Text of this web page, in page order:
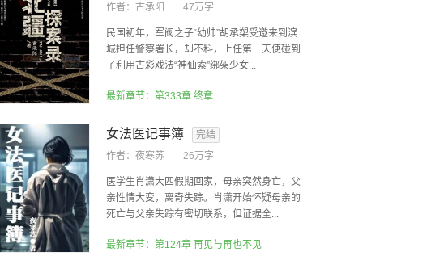
作者： 古承阳 47万字
民国初年，军阀之子“幼帅”胡承槊受邀来到滨
城担任警察署长，却不料，上任第一天便碰到
了利用古彩戏法“神仙索”绑架少女...
最新章节：第333章 终章
女法医记事簿
完结
作者： 夜寒苏 26万字
医学生肖潇大四假期回家，母亲突然身亡，父
亲性情大变，离奇失踪。肖潇开始怀疑母亲的
死亡与父亲失踪有密切联系，但证据全...
最新章节：第124章 再见与再也不见